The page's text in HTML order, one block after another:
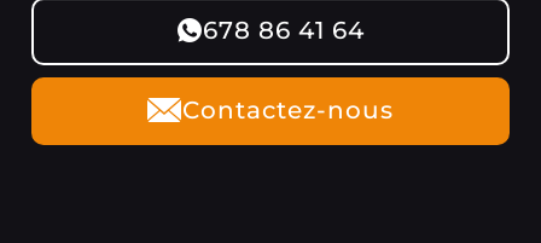
678 86 41 64
Contactez-nous